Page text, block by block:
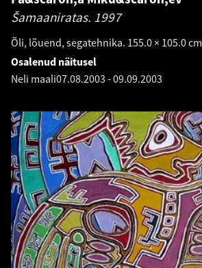
Šamaaniratas. 1997
Õli, lõuend, segatehnika. 155.0 × 105.0 cm
Osalenud näitusel
Neli maali07.08.2003 -09.09.2003